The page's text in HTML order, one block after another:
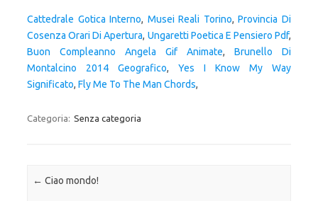
Cattedrale Gotica Interno, Musei Reali Torino,Provincia Di
Cosenza Orari Di Apertura, Ungaretti Poetica E Pensiero Pdf,
Buon Compleanno Angela Gif Animate, Brunello Di
Montalcino 2014 Geografico, Yes I Know My Way
Significato, Fly Me To The Man Chords,
Categoria: Senza categoria
Navigazione articolo
← Ciao mondo!